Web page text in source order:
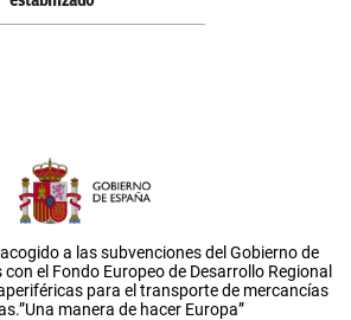
a las subvenciones del Gobierno de
el Fondo Europeo de Desarrollo Regional
para el transporte de mercancías
manera de hacer Europa”